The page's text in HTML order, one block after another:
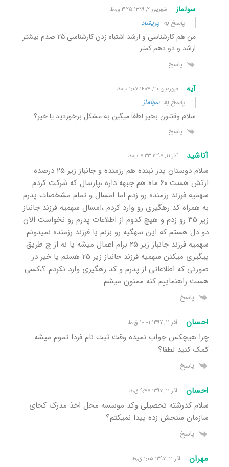
سولماز شهریور ۲, ۱۳۹۹ ۳:۲۵ ق٫ظ
پاسخ به پریشاد
من هم کارشناسی و ارشد اشتباه زدن کارشناسی ٢۵ صدم بیشتر
ارشد و دو دهم کمتر
پاسخ
آیه فروردین ۳۰, ۱۴۰۴ ۱:۰۷ ب٫ظ
پاسخ بهسولماز
سلام وقتتون بخیر لطفاً میگین به مشکل برخوردید یا خیر؟
پاسخ
آناشید آذر ۱۱, ۱۳۹۷ ۷:۳۳ ب٫ظ
سلام دوستان پدر نبنده هم رزمنده و جانباز زیر ۲۵ درصده
ارتش هست ۶۰ ماه هم جبهه داره ،پارسال که شرکت کردم
سهمیه فرزند رزمنده رو زدم اما امسال و تمام مشخصات پدرم
به همراه کد رهگیری رو وارد کردم ،امسال سهمیه فرزند جانباز
زیر ۳۵ رو زدم و هیچ کدوم از اطلاعات پدرم رو نخواست الان
دو دل هستم که این سهگیه رو بزنم یا فرزند رزمنده نمیدونم
سهمیه فرزند جانباز زیر ۲۵ برام اعمال میشه یا نه از چ طریق
پیگیری میکنن سهمیه فرزند جانباز زیر ۲۵ هستم یا خیر در
صورتی که اطلاعاتی از پدرم و کد رهگیری وارد نکردم ؟،کسی
هست راهنماییم کنه ممنون میشم.
پاسخ
احسان آذر ۱۱, ۱۳۹۷ ۱۰:۰۱ ق٫ظ
چرا هیچکس جواب نمیده وقت ثبت نام فردا تموم میشه
کمک کنید لطفا؟
پاسخ
احسان آذر ۱۱, ۱۳۹۷ ۹:۴۷ ق٫ظ
سلام کدرشته تحصیلی وکد موسسه محل اخذ مدرک کجای
سازمان سنجش زده پیدا نمیکتم؟
پاسخ
مهران آذر ۱۱, ۱۳۹۷ ۱:۰۵ ق٫ظ